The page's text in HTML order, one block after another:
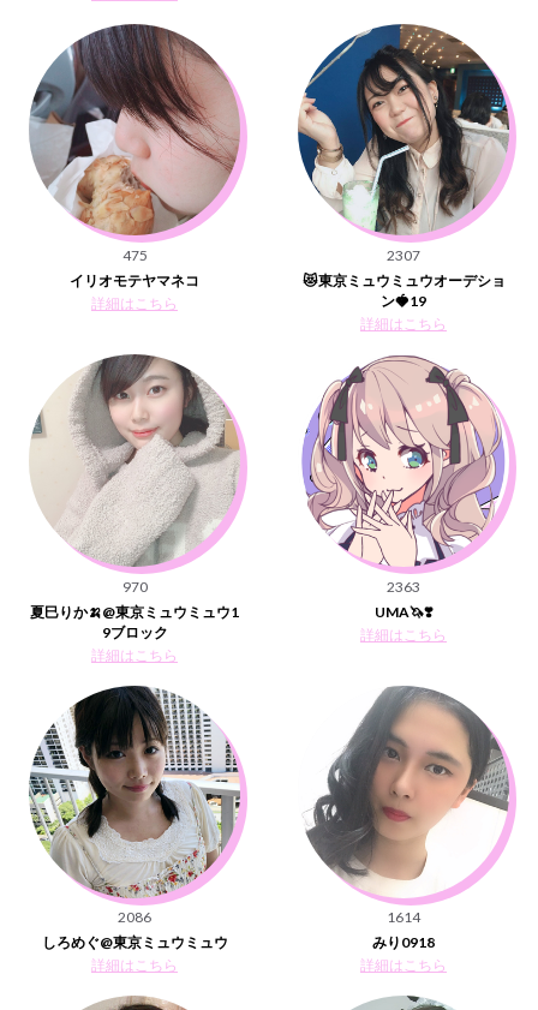
475
イリオモテヤマネコ
詳細はこちら
2307
😻東京ミュウミュウオーデショ
ン🍓19
詳細はこちら
970
夏巳りか🍌@東京ミュウミュウ1
9ブロック
詳細はこちら
2363
UMA🦄❣️
詳細はこちら
2086
しろめぐ@東京ミュウミュウ
詳細はこちら
1614
みり0918
詳細はこちら